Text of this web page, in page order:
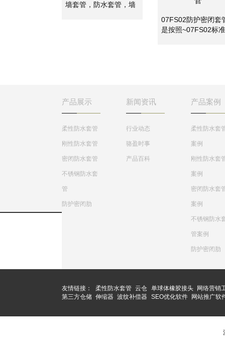
墙套管，防水套管，墙
07FS02防护密闭套
是按照~07FS02标
产品展示
柔性防水套管
刚性防水套管
密闭防水套管
不锈钢防水套
管
防护密闭肋
新闻资讯
行业动态
骆盈时事
产品百科
产品案例
柔性防水套
案例
刚性防水套
案例
密闭防水套
案例
不锈钢防水
管案例
防护密闭肋
友情链接： 柔性防水套管 云仓 单球体橡胶接头
网络营销
第三方仓储 伸缩器 波纹补偿器 SEO优化软件 网站推广软